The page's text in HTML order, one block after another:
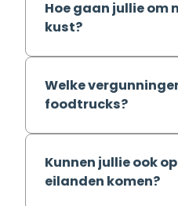
Hoe gaan jullie om
kust?
Welke
foodtrucks?
Kunnen jullie ook
eilanden komen?